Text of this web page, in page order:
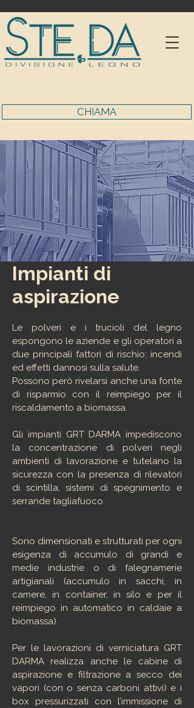
CHIAMA
Impianti di
aspirazione
Le polveri e i trucioli del legno
espongono le aziende e gli operatori a
due principali fattori di rischio: incendi
ed effetti dannosi sulla salute.
Possono però rivelarsi anche una fonte
di risparmio con il reimpiego per il
riscaldamento a biomassa.
Gli impianti GRT DARMA impediscono
la concentrazione di polveri negli
ambienti di lavorazione e tutelano la
sicurezza con la presenza di rilevatori
di scintilla, sistemi di spegnimento e
serrande tagliafuoco.
Sono dimensionati e strutturati per ogni
esigenza di accumulo di grandi e
medie industrie o di falegnamerie
artigianali (accumulo in sacchi, in
camere, in container, in silo e per il
reimpiego in automatico in caldaie a
biomassa).
Per le lavorazioni di verniciatura GRT
DARMA realizza anche le cabine di
aspirazione e filtrazione a secco dei
vapori (con o senza carboni attivi) e i
box pressurizzati con l’immissione di